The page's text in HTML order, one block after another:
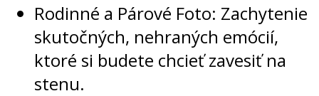
Rodinné a Párové Foto: Zachytenie
skutočných, nehraných emócií,
ktoré si budete chcieť zavesiť na
stenu.